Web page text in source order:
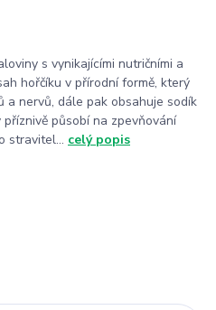
s vynikajícími nutričními a
hořčíku v přírodní formě, který
a nervů, dále pak obsahuje sodík
působí na zpevňování
stravitel... celý popis